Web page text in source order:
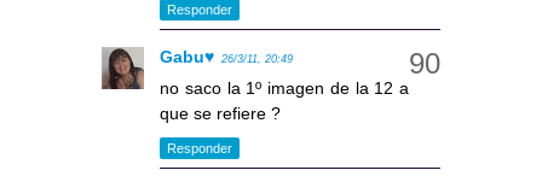
Responder
Gabu♥ 26/3/11, 20:49
no saco la 1º imagen de la 12 a
que se refiere ?
Responder